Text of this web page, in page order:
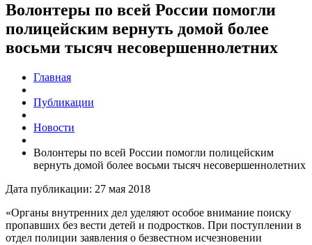
Волонтеры по всей России помогли
полицейским вернуть домой более
восьми тысяч несовершеннолетних
Главная
Публикации
Новости
Волонтеры по всей России помогли полицейским
вернуть домой более восьми тысяч несовершеннолетних
Дата публикации: 27 мая 2018
«Органы внутренних дел уделяют особое внимание поиску
пропавших без вести детей и подростков. При поступлении в
отдел полиции заявления о безвестном исчезновении